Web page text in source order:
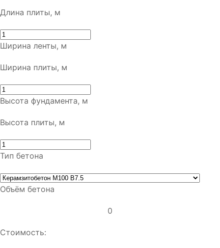
Длина плиты, м
Ширина ленты, м
Ширина плиты, м
Высота фундамента, м
Высота плиты, м
Тип бетона
Объём бетона
0
Стоимость: